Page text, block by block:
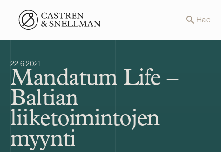
Front page Hae
22.6.2021
Mandatum Life –
Baltian
liiketoimintojen
myynti